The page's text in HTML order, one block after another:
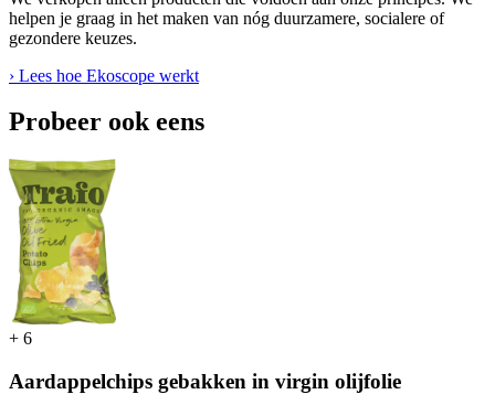
helpen je graag in het maken van nóg duurzamere, socialere of
gezondere keuzes.
› Lees hoe Ekoscope werkt
Probeer ook eens
+ 6
Aardappelchips gebakken in virgin olijfolie